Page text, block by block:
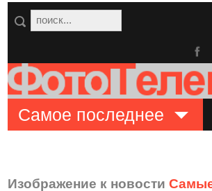
Самое последнее
Изображение к новости